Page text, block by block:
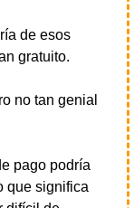
de esos
gratuito.
no tan genial
pago podría
que significa